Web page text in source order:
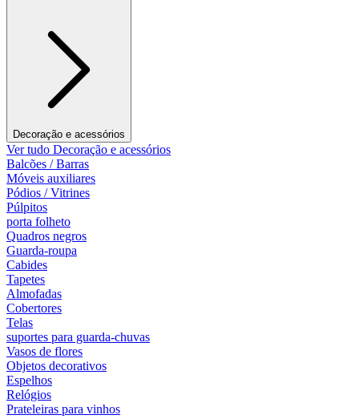
Decoração e acessórios
Ver tudo Decoração e acessórios
Balcões / Barras
Móveis auxiliares
Pódios / Vitrines
Púlpitos
porta folheto
Quadros negros
Guarda-roupa
Cabides
Tapetes
Almofadas
Cobertores
Telas
suportes para guarda-chuvas
Vasos de flores
Objetos decorativos
Espelhos
Relógios
Prateleiras para vinhos